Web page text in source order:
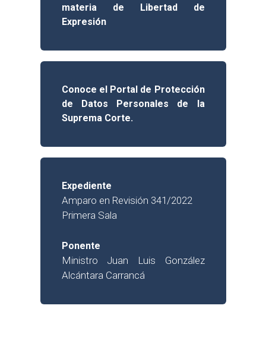
materia de Libertad de
Expresión
Conoce el Portal de Protección
de Datos Personales de la
Suprema Corte.
Expediente
Amparo en Revisión 341/2022
Primera Sala
Ponente
Ministro Juan Luis González
Alcántara Carrancá